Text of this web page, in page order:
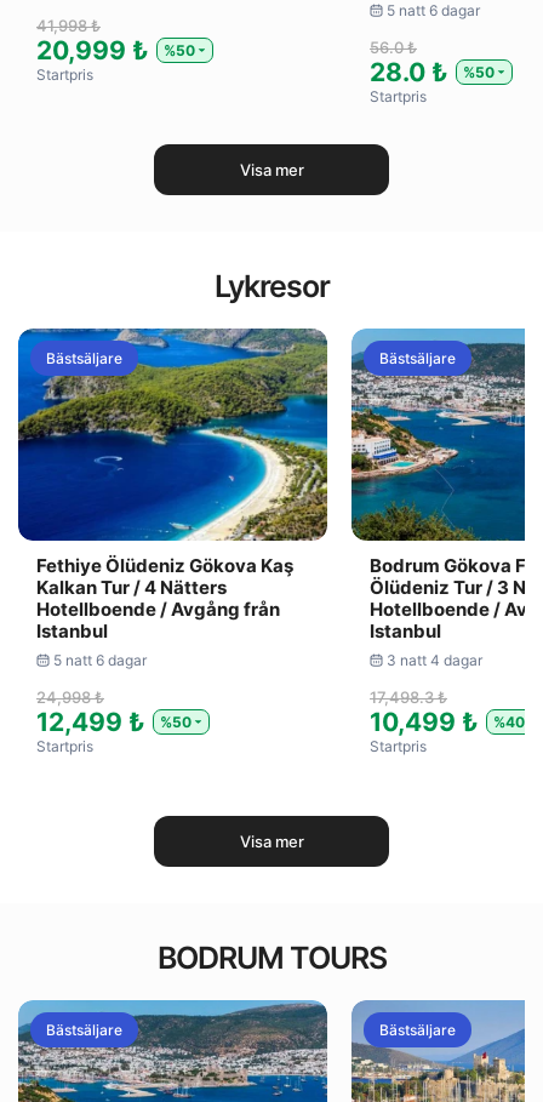
41,998 ₺
20,999 ₺
%50
Startpris
5 natt 6 dagar
56.0 ₺
28.0 ₺
%50
Startpris
Visa mer
Lykresor
Bästsäljare
Fethiye Ölüdeniz Gökova Kaş
Kalkan Tur / 4 Nätters
Hotellboende / Avgång från
Istanbul
5 natt 6 dagar
24,998 ₺
12,499 ₺
%50
Startpris
Bästsäljare
Bodrum Gökova
Ölüdeniz Tur / 3
Hotellboende /
Istanbul
3 natt 4 dagar
17,498.3 ₺
10,499 ₺
%40
Startpris
Visa mer
BODRUM TOURS
Bästsäljare Bästsäljare